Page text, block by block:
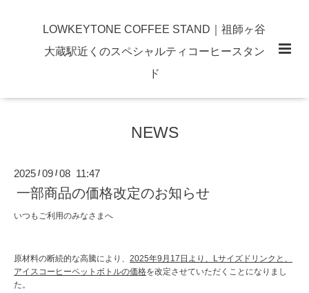
LOWKEYTONE COFFEE STAND｜祖師ヶ谷
大蔵駅近くのスペシャルティコーヒースタン
ド
NEWS
2025 /09 /08 11:47
一部商品の価格改定のお知らせ
いつもご利用のみなさまへ
原材料の断続的な高騰により、 2025年9月17日より、Lサイズドリンクと、
アイスコーヒーペットボトルの価格を改定させていただくことになりまし
た。